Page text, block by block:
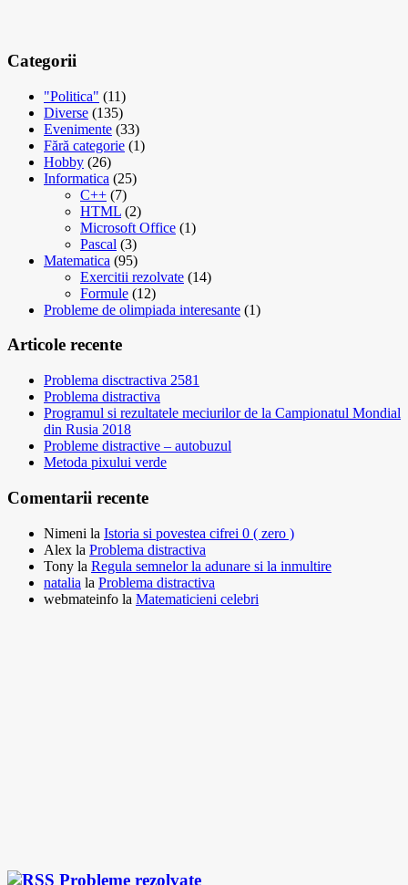
Categorii
"Politica" (11)
Diverse (135)
Evenimente (33)
Fără categorie (1)
Hobby (26)
Informatica (25)
C++ (7)
HTML (2)
Microsoft Office (1)
Pascal (3)
Matematica (95)
Exercitii rezolvate (14)
Formule (12)
Probleme de olimpiada interesante (1)
Articole recente
Problema disctractiva 2581
Problema distractiva
Programul si rezultatele meciurilor de la Campionatul Mondial
din Rusia 2018
Probleme distractive – autobuzul
Metoda pixului verde
Comentarii recente
Nimeni la Istoria si povestea cifrei 0 ( zero )
Alex la Problema distractiva
Tony la Regula semnelor la adunare si la inmultire
natalia la Problema distractiva
webmateinfo la Matematicieni celebri
Probleme rezolvate